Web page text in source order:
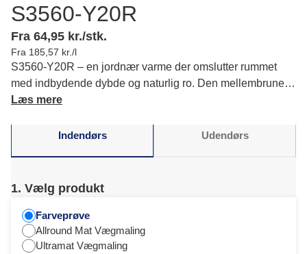
S3560-Y20R
Fra 64,95 kr./stk.
Fra 185,57 kr./l
S3560-Y20R – en jordnær varme der omslutter rummet
med indbydende dybde og naturlig ro. Den mellembrune
nuance føles harmonisk og bidrager til en afslappet
karakter og matchende farver.
Læs mere
Indendørs Udendørs
1. Vælg produkt
Farveprøve
Allround Mat Vægmaling
Ultramat Vægmaling